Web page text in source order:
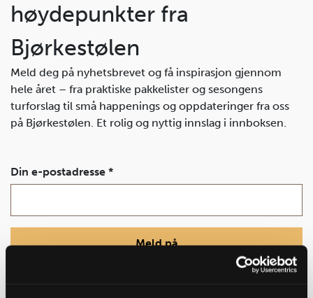
høydepunkter fra
Bjørkestølen
Meld deg på nyhetsbrevet og få inspirasjon gjennom
hele året – fra praktiske pakkelister og sesongens
turforslag til små happenings og oppdateringer fra oss
på Bjørkestølen. Et rolig og nyttig innslag i innboksen.
Din e-postadresse *
Meld på
Ved å melde deg på vårt nyhetsbrev godtar du at vi lagrer din e-postadresse